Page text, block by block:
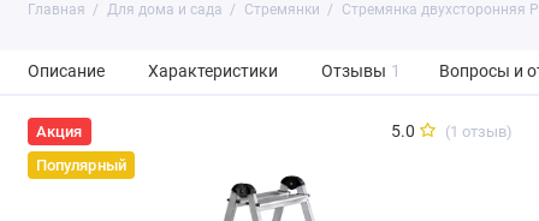
Главная Для дома и сада Стремянки Стремянка двухсторонняя
Описание Характеристики Отзывы 1 Вопросы и
Акция
Популярный
5.0 (1 отзыв)